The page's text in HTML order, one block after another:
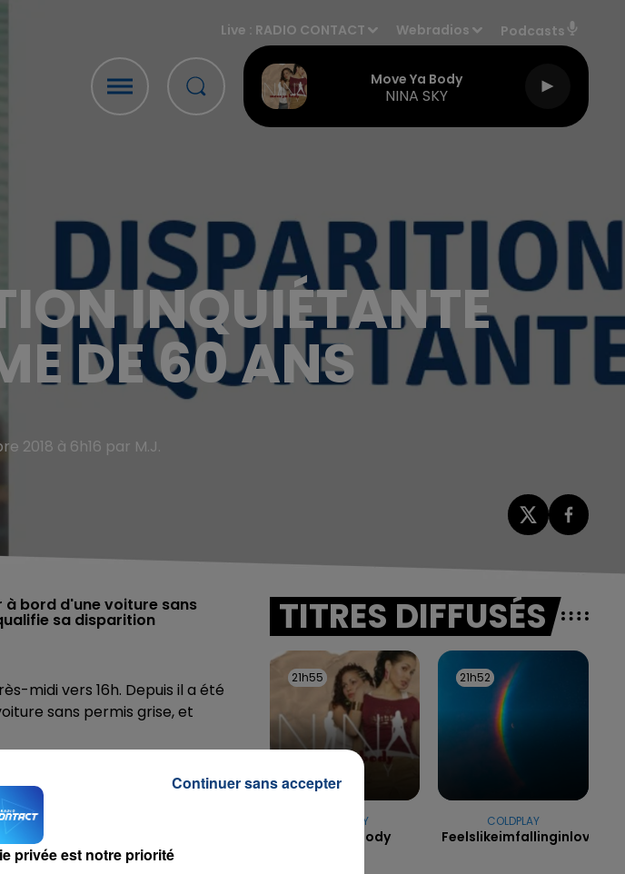
Live : RADIO CONTACT Webradios Podcasts
Move Ya Body
NINA SKY
INQUIÉTANTE
DE 60 ANS
2018 à 6h16 par M.J.
bord d'une voiture sans
sa disparition
midi vers 16h. Depuis il a été
sans permis grise, et
est inquiétante.
et des baskets et
TITRES DIFFUSÉS
21h55
21h55
NINA SKY
Move Ya Body
21h52
21h52
COLDPLAY
Feelslikeimfallinginlove
privée est notre priorité
Continuer sans accepter